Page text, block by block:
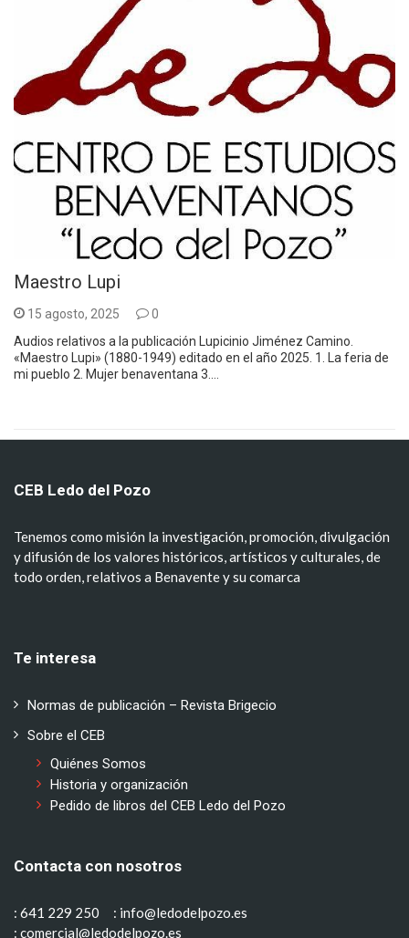
Maestro Lupi
15 agosto, 2025
0
Audios relativos a la publicación Lupicinio Jiménez Camino.
«Maestro Lupi» (1880-1949) editado en el año 2025. 1. La feria de
mi pueblo 2. Mujer benaventana 3.…
CEB Ledo del Pozo
Tenemos como misión la investigación, promoción, divulgación
y difusión de los valores históricos, artísticos y culturales, de
todo orden, relativos a Benavente y su comarca
Te interesa
Normas de publicación – Revista Brigecio
Sobre el CEB
Quiénes Somos
Historia y organización
Pedido de libros del CEB Ledo del Pozo
Contacta con nosotros
: 641 229 250
: info@ledodelpozo.es
: comercial@ledodelpozo.es